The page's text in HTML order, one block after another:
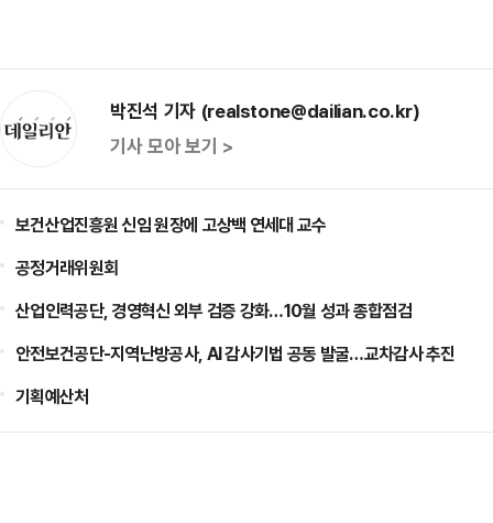
박진석 기자 (realstone@dailian.co.kr)
기사 모아 보기 >
보건산업진흥원 신임 원장에 고상백 연세대 교수
공정거래위원회
산업인력공단, 경영혁신 외부 검증 강화…10월 성과 종합점검
안전보건공단-지역난방공사, AI 감사기법 공동 발굴…교차감사 추진
기획예산처